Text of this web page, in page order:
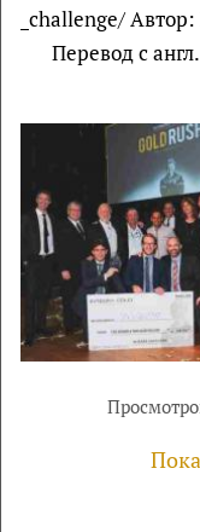
_challenge/
Перевод с